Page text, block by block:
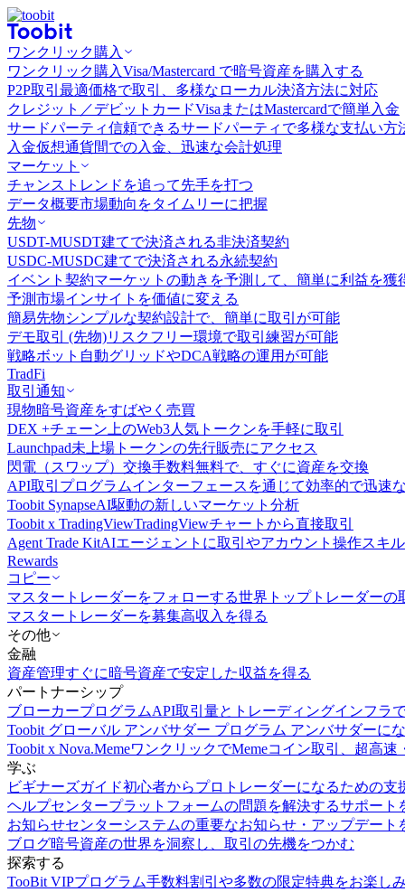
ワンクリック購入
ワンクリック購入Visa/Mastercard で暗号資産を購入する
P2P取引 最適価格で取引、多様なローカル決済方法に対応
クレジット／デビットカードVisaまたはMastercardで簡単入金
サードパーティ信頼できるサードパーティで多様な支払い方
入金仮想通貨間での入金、迅速な会計処理
マーケット
チャンス トレンドを追って先手を打つ
データ概要市場動向をタイムリーに把握
先物
USDT-MUSDT建てで決済される非決済契約
USDC-MUSDC建てで決済される永続契約
イベント契約マーケットの動きを予測して、簡単に利益を獲
予測市場インサイトを価値に変える
簡易先物シンプルな契約設計で、簡単に取引が可能
デモ取引 (先物)リスクフリー環境で取引練習が可能
戦略ボット 自動グリッドやDCA戦略の運用が可能
TradFi
取引通知
現物暗号資産をすばやく売買
DEX +チェーン上のWeb3人気トークンを手軽に取引
Launchpad未上場トークンの先行販売にアクセス
閃電（スワップ）交換手数料無料で、すぐに資産を交換
API取引 プログラムインターフェースを通じて効率的で迅速
Toobit SynapseAI駆動の新しいマーケット分析
Toobit x TradingViewTradingViewチャートから直接取引
Agent Trade KitAIエージェントに取引やアカウント操作スキ
Rewards
コピー
マスタートレーダーをフォローする世界トップトレーダーの
マスタートレーダーを募集高収入を得る
その他
金融
資産管理すぐに暗号資産で安定した収益を得る
パートナーシップ
ブローカープログラムAPI取引量とトレーディングインフラ
Toobit グローバル アンバサダー プログラム アンバサダーに
Toobit x Nova.MemeワンクリックでMemeコイン取引、超高
学ぶ
ビギナーズガイド初心者からプロトレーダーになるための支
ヘルプセンタープラットフォームの問題を解決するサポート
お知らせセンターシステムの重要なお知らせ・アップデート
ブログ暗号資産の世界を洞察し、取引の先機をつかむ
探索する
TooBit VIPプログラム手数料割引や多数の限定特典をお楽し